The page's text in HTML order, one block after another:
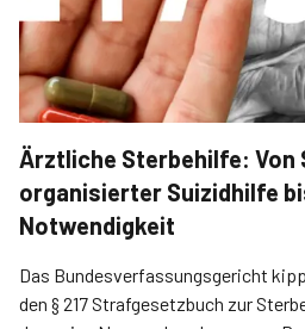
Ärztliche Sterbehilfe: Von
organisierter Suizidhilfe
Notwendigkeit
Das Bundesverfassungsgericht
den § 217 Strafgesetzbuch zur